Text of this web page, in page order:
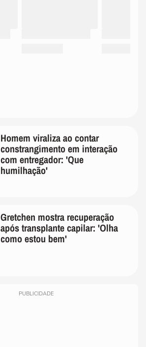
Homem viraliza ao contar
constrangimento em interação
com entregador: 'Que
humilhação'
Gretchen mostra recuperação
após transplante capilar: 'Olha
como estou bem'
PUBLICIDADE